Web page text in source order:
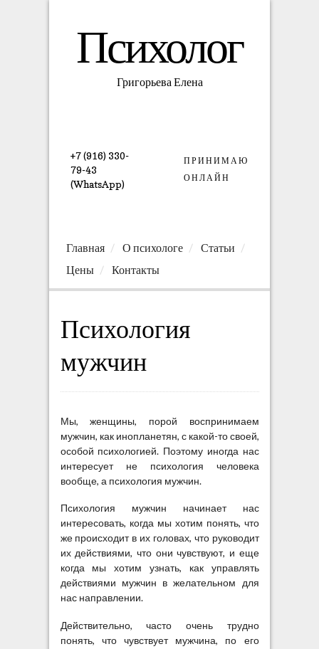
Психолог
Григорьева Елена
+7 (916) 330-
79-43
(WhatsApp)
ПРИНИМАЮ
ОНЛАЙН
Главная О психологе
Статьи
Цены
Контакты
Психология
мужчин
Мы, женщины, порой воспринимаем
мужчин, как инопланетян, с какой-то своей,
особой психологией. Поэтому иногда нас
интересует не психология человека
вообще, а психология мужчин.
Психология мужчин начинает нас
интересовать, когда мы хотим понять, что
же происходит в их головах, что руководит
их действиями, что они чувствуют, и еще
когда мы хотим узнать, как управлять
действиями мужчин в желательном для
нас направлении.
Действительно, часто очень трудно
понять, что чувствует мужчина, по его